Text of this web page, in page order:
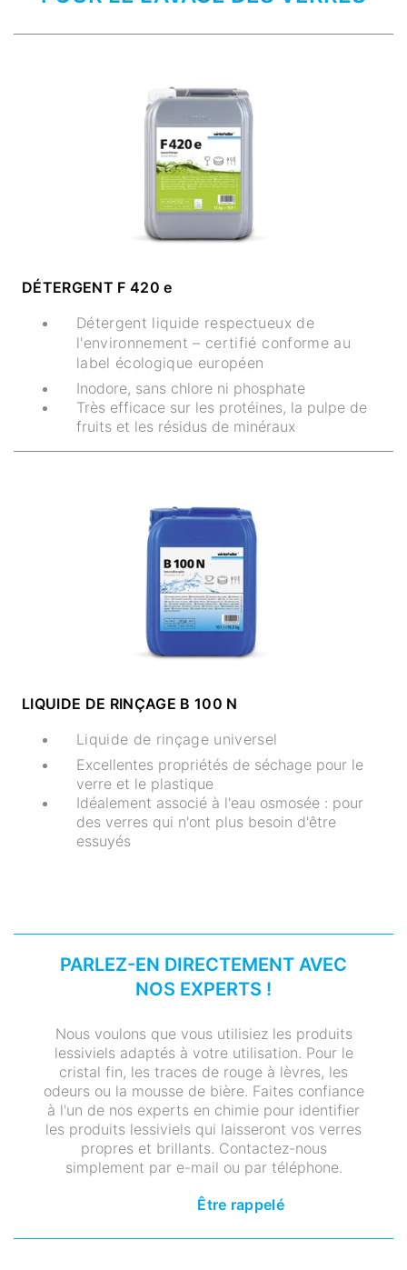
DÉTERGENT F 420 e
Détergent liquide respectueux de
l'environnement – certifié conforme au
label écologique européen
Inodore, sans chlore ni phosphate
Très efficace sur les protéines, la pulpe de
fruits et les résidus de minéraux
LIQUIDE DE RINÇAGE B 100 N
Liquide de rinçage universel
Excellentes propriétés de séchage pour le
verre et le plastique
Idéalement associé à l'eau osmosée : pour
des verres qui n'ont plus besoin d'être
essuyés
PARLEZ-EN DIRECTEMENT AVEC
NOS EXPERTS !
Nous voulons que vous utilisiez les produits
lessiviels adaptés à votre utilisation. Pour le
cristal fin, les traces de rouge à lèvres, les
odeurs ou la mousse de bière. Faites confiance
à l'un de nos experts en chimie pour identifier
les produits lessiviels qui laisseront vos verres
propres et brillants. Contactez-nous
simplement par e-mail ou par téléphone.
Être rappelé